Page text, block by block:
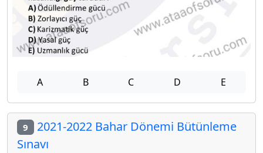
A B C D E
9 2021-2022 Bahar Dönemi Bütünleme
Sınavı